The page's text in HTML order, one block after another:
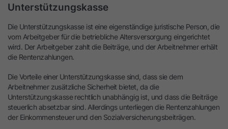
Unterstützungskasse
Die Unterstützungskasse ist eine eigenständige juristische Person, die
vom Arbeitgeber für die betriebliche Altersversorgung eingerichtet
wird. Der Arbeitgeber zahlt die Beiträge, und der Arbeitnehmer erhält
die Rentenzahlungen.
Die Vorteile einer Unterstützungskasse sind, dass sie dem
Arbeitnehmer zusätzliche Sicherheit bietet, da die
Unterstützungskasse rechtlich unabhängig ist, und dass die Beiträge
steuerlich absetzbar sind. Allerdings unterliegen die Rentenzahlungen
der Einkommensteuer und den Sozialversicherungsbeiträgen.